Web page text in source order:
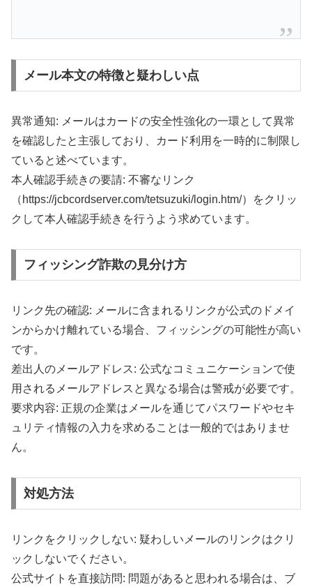
メール本文の特徴と疑わしい点
異常通知: メールはカードの安全性強化の一環として異常
を確認したと主張しており、カード利用を一時的に制限し
ていると述べています。
本人確認手続きの要請: 不審なリンク
（https://jcbcordserver.com/tetsuzuki/login.htm/）をクリッ
クして本人確認手続きを行うよう求めています。
フィッシング詐欺の見分け方
リンク先の確認: メールに含まれるリンクが公式のドメイ
ンからかけ離れている場合、フィッシングの可能性が高い
です。
差出人のメールアドレス: 公式なコミュニケーションで使
用されるメールアドレスと異なる場合は警戒が必要です。
要求内容: 正規の企業はメールを通じてパスワードやセキ
ュリティ情報の入力を求めることは一般的ではありませ
ん。
対処方法
リンクをクリックしない: 疑わしいメールのリンクはクリ
ックしないでください。
公式サイトを直接訪問: 問題があると思われる場合は、ブ